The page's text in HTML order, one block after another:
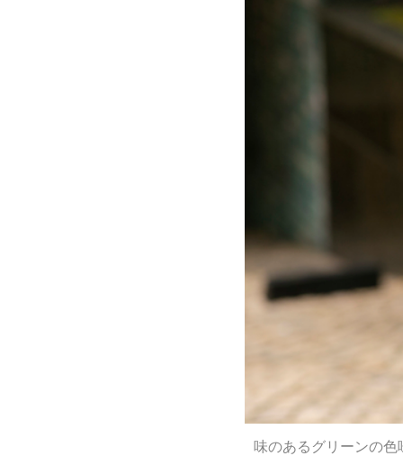
味のあるグリーンの